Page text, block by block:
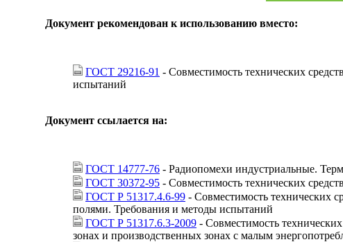
Документ рекомендован к использованию вместо:
ГОСТ 29216-91 - Совместимость технических
испытаний
Документ ссылается на:
ГОСТ 14777-76 - Радиопомехи индустриальные.
ГОСТ 30372-95 - Совместимость технических
ГОСТ Р 51317.4.6-99 - Совместимость технических
полями. Требования и методы испытаний
ГОСТ Р 51317.6.3-2009 - Совместимость
зонах и производственных зонах с малым